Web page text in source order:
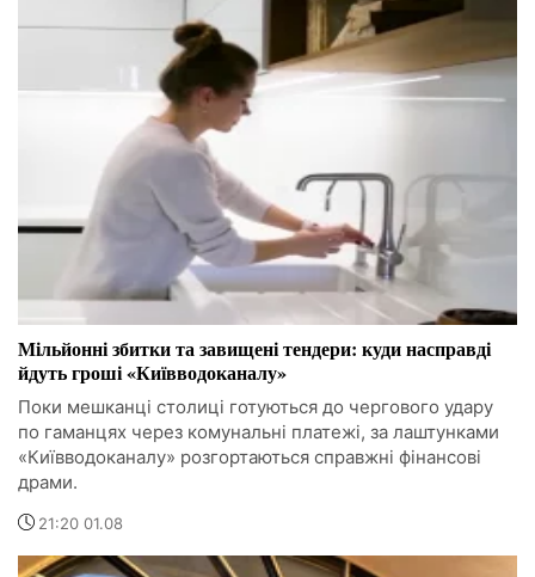
Мільйонні збитки та завищені тендери: куди насправді
йдуть гроші «Київводоканалу»
Поки мешканці столиці готуються до чергового удару
по гаманцях через комунальні платежі, за лаштунками
«Київводоканалу» розгортаються справжні фінансові
драми.
21:20 01.08